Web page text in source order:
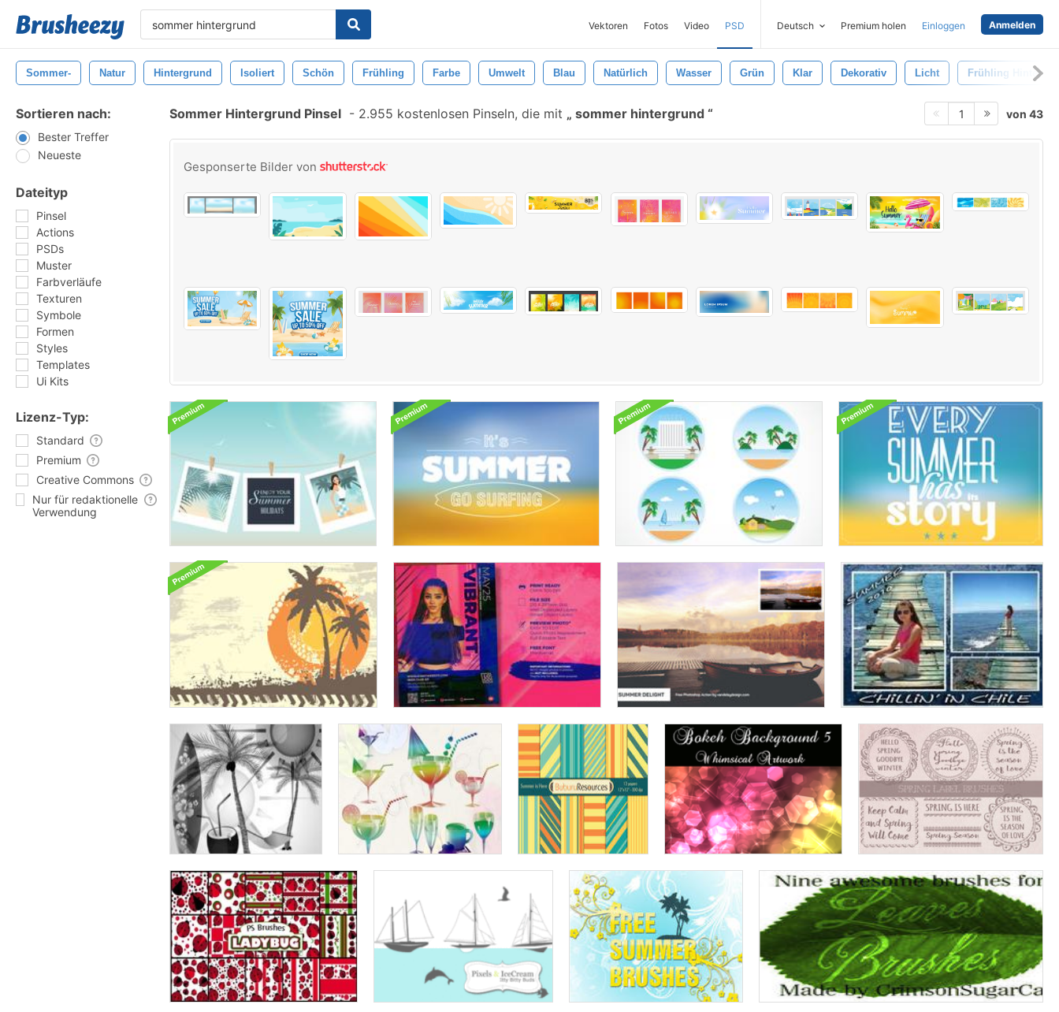
Vektoren Fotos Video PSD Deutsch Premium holen Einloggen Anmelden
Sommer- Natur Hintergrund Isoliert Schön Frühling Farbe Umwelt Blau Natürlich Wasser Grün Klar Dekorativ Licht Frühling
Sortieren nach:
Bester Treffer
Neueste
Dateityp
Pinsel
Actions
PSDs
Muster
Farbverläufe
Texturen
Symbole
Formen
Styles
Templates
Ui Kits
Lizenz-Typ:
Standard
Premium
Creative Commons
Nur für redaktionelle
Verwendung
Sommer Hintergrund Pinsel - 2.955 kostenlosen Pinseln, die mit sommer hintergrund 1 von 43
Gesponserte Bilder von